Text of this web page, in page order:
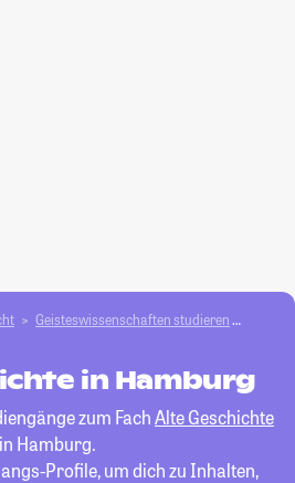
Geisteswissenschaften studieren
in Hamburg
zum FachAlte Geschichte
in Hamburg.
Profile, um dich zu Inhalten,